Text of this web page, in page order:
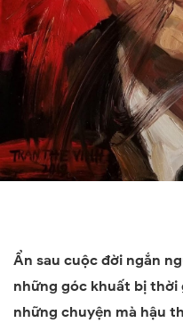
Ẩn sau cuộc đời ngắn
những góc khuất bị
những chuyện mà hậu